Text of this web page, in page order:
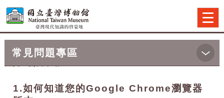
跳到主要內容
網站導覽
前往首頁
常見問題專區
1.如何知道您的Google Chrome瀏覽器